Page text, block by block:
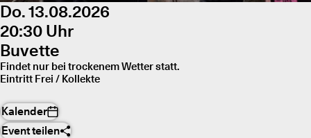
Do. 13.08.2026
20:30 Uhr
Buvette
Findet nur bei trockenem Wetter statt.
Eintritt Frei / Kollekte
Kalender
Event teilen